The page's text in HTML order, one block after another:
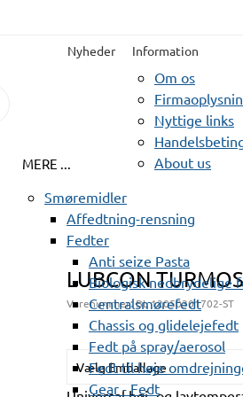
Nyheder Information
Om os
Nyttige links
About us
MERE ...
Smøremidler
Affedtning-rensning
Fedter
Anti seize Pasta
Biologisk nedbrydelige
Centralsmørefedt
Chassis og glidelejefedt
Fedt på spray/aerosol
Fedt til høje
Gear - Fedt
LUBCON
Varenummer:BL 12050301702-ST
Vælg Emballage